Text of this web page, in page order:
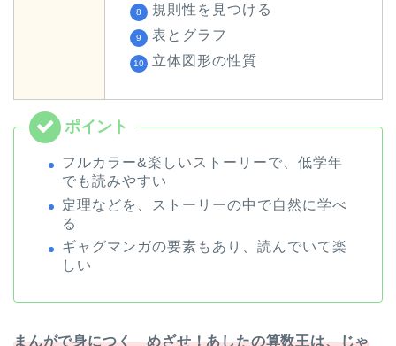
規則性を見つける
表とグラフ
立体図形の性質
フルカラー&楽しいストーリーで、低学年
でも読みやすい
定理などを、ストーリーの中で自然に学べ
る
ギャグマンガの要素もあり、読んでいて楽
しい
まんがで身につく めざせ！あしたの算数王は、じゃ